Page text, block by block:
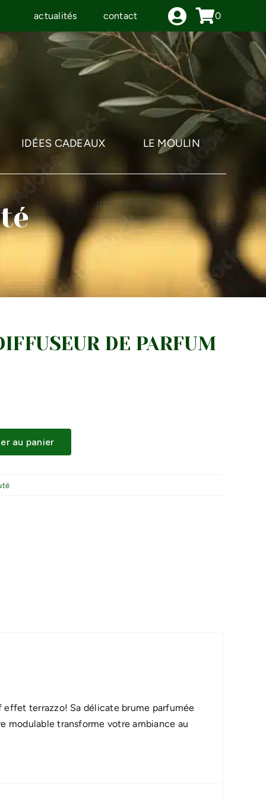
actualités contact 0
IDÉES CADEAUX LE MOULIN
DE PARFUM
au panier
terrazzo! Sa délicate brume parfumée
modulable transforme votre ambiance au